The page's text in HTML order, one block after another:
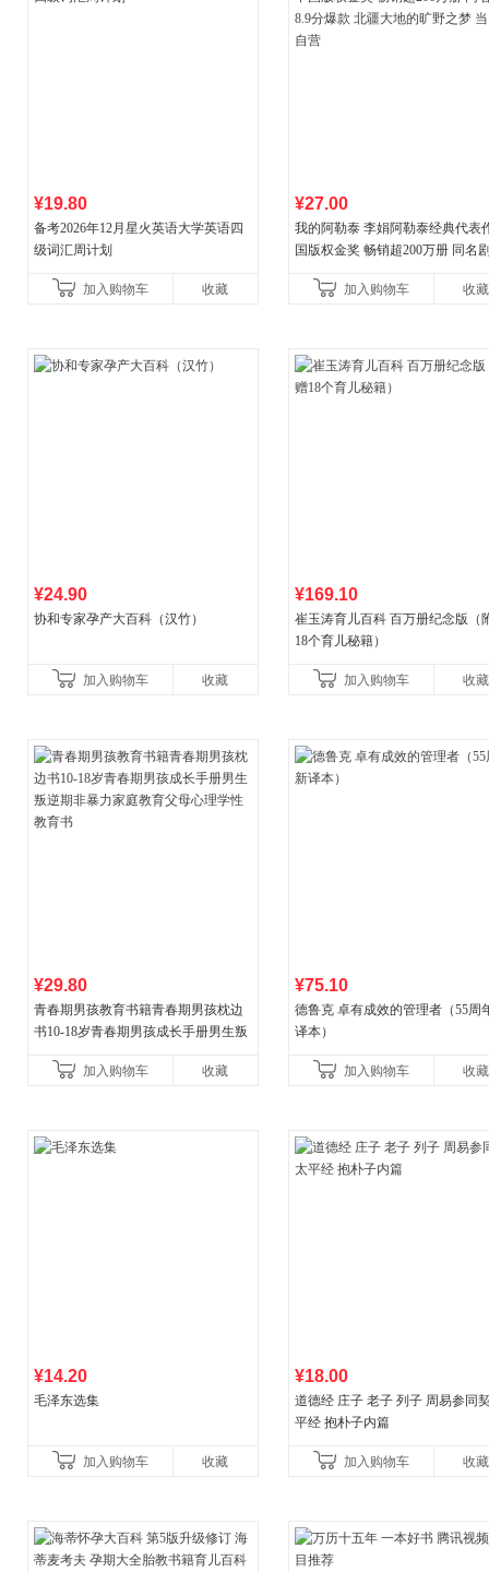
¥19.80
备考2026年12月星火英语大学英语四
级词汇周计划
加入购物车 收藏
¥27.00
我的阿勒泰 李娟阿勒泰经典代表
国版权金奖 畅销超200万册 同名
加入购物车
收藏
¥24.90
协和专家孕产大百科（汉竹）
加入购物车 收藏
¥169.10
崔玉涛育儿百科 百万册纪念版（
18个育儿秘籍）
加入购物车 收藏
¥29.80
青春期男孩教育书籍青春期男孩枕边
书10-18岁青春期男孩成长手册男生叛
育书
加入购物车 收藏
¥75.10
德鲁克 卓有成效的管理者（55周
译本）
加入购物车 收藏
¥14.20
毛泽东选集
加入购物车 收藏
¥18.00
道德经 庄子 老子 列子 周易参同
平经 抱朴子内篇
加入购物车 收藏